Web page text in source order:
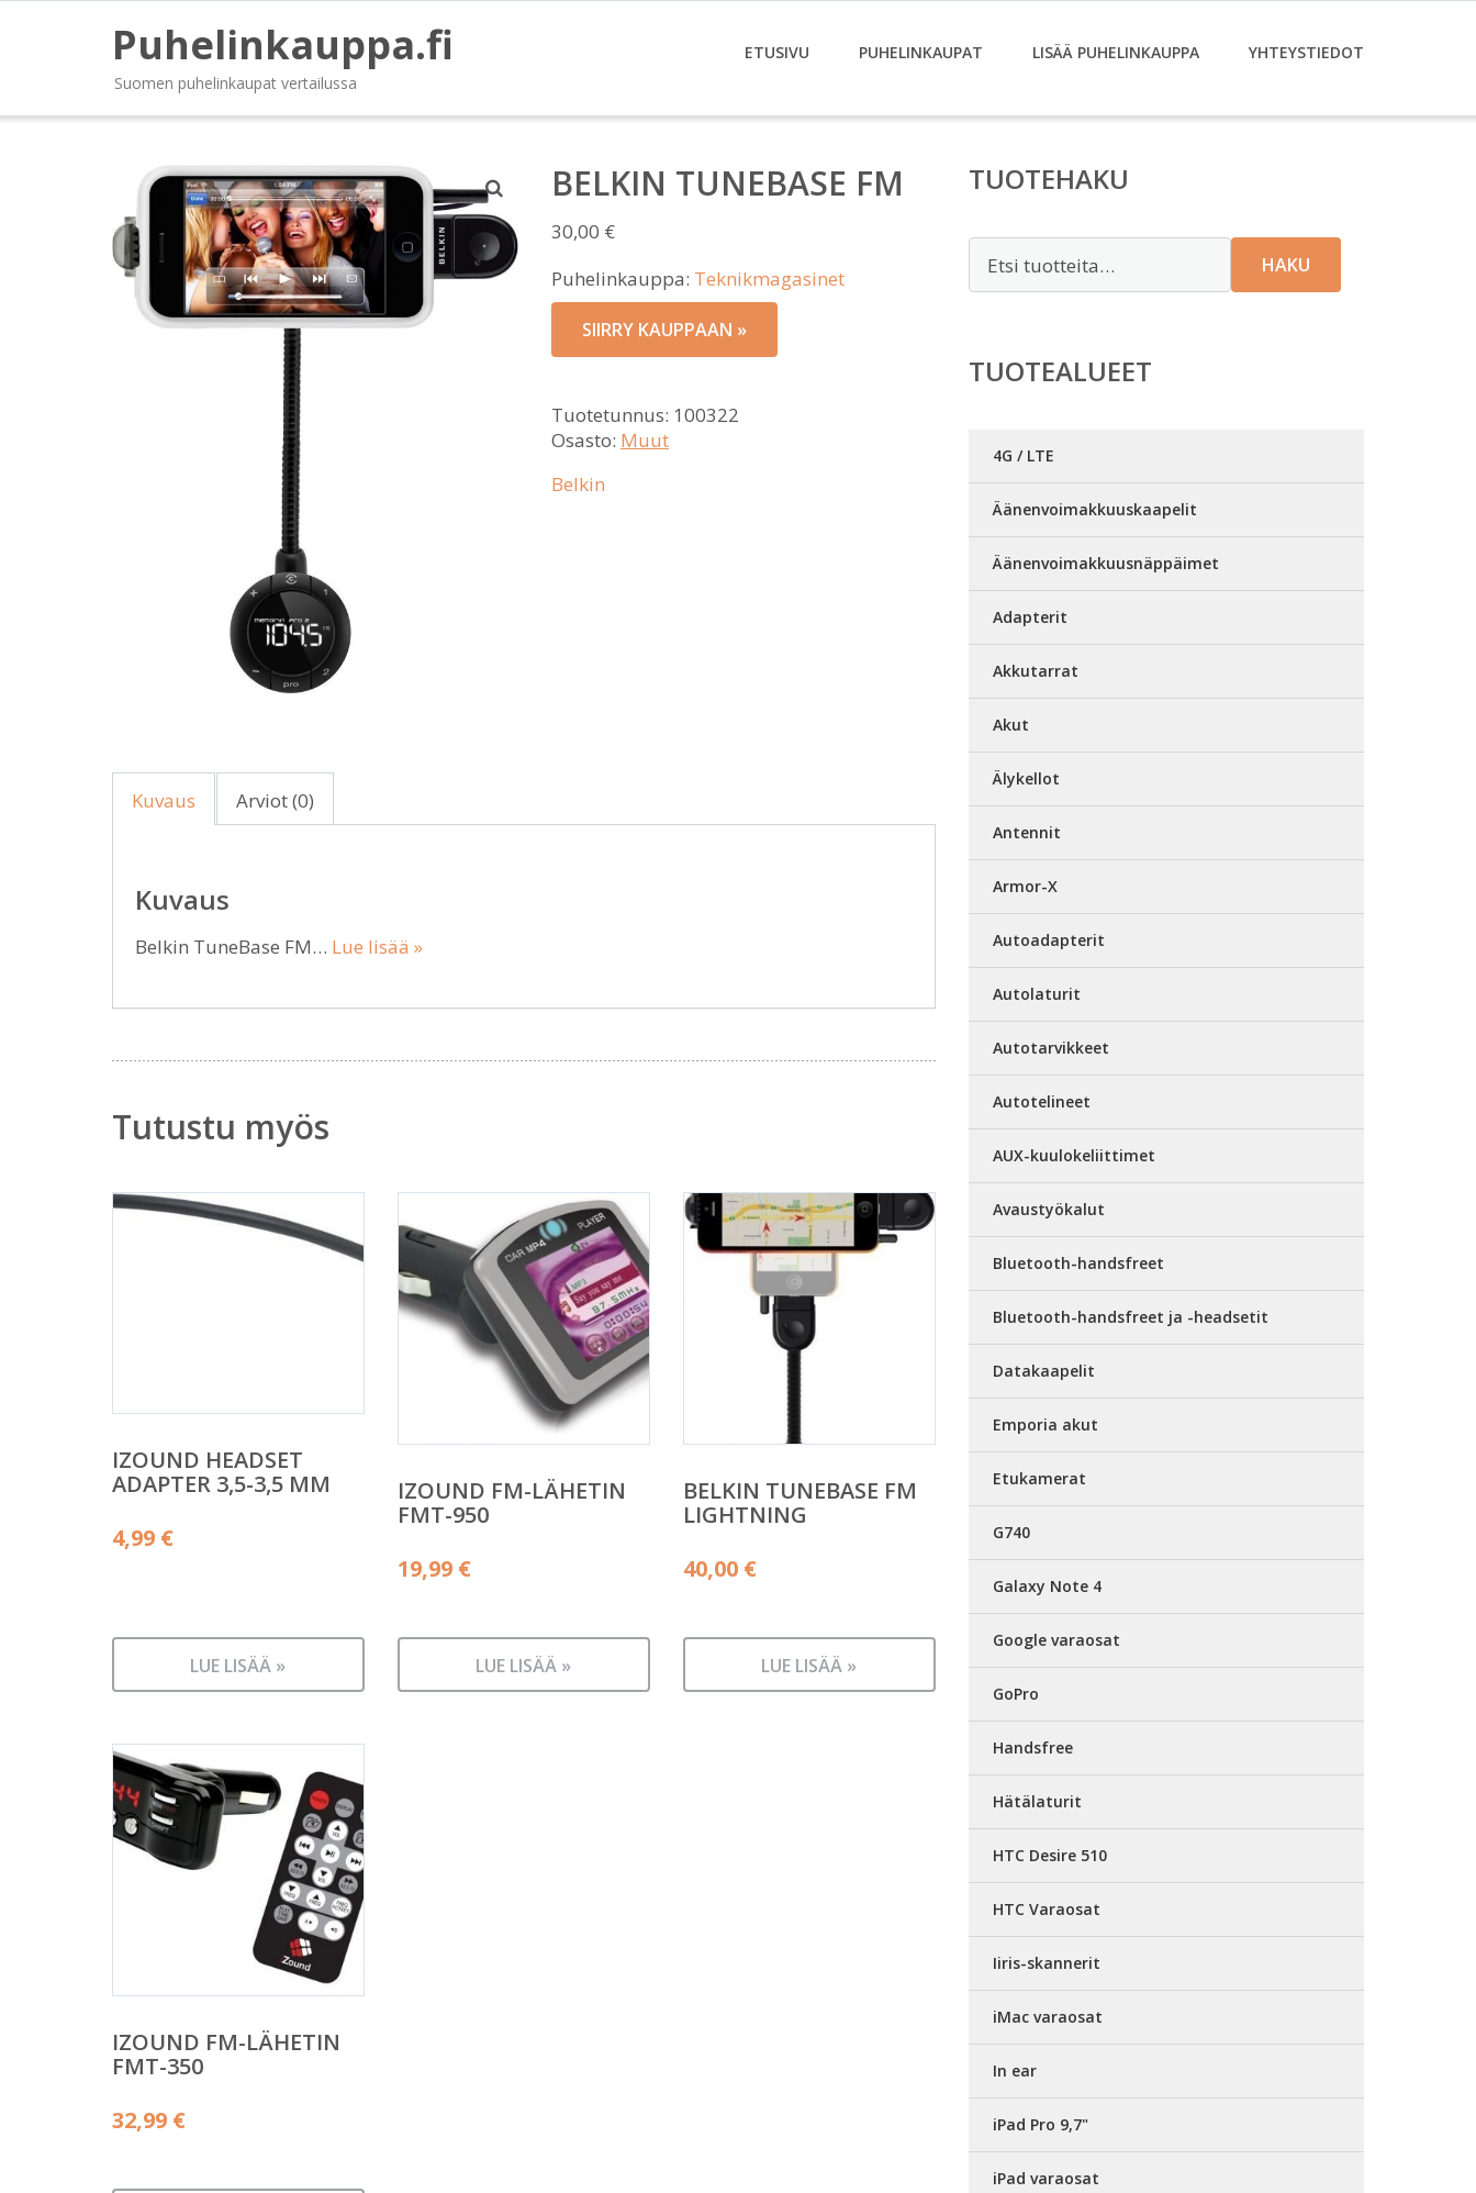
Puhelinkauppa.fi
Suomen puhelinkaupat vertailussa
ETUSIVU PUHELINKAUPAT LISÄÄ PUHELINKAUPPA YHTEYSTIEDOT
BELKIN TUNEBASE FM
30,00 €
Puhelinkauppa: Teknikmagasinet
SIIRRY KAUPPAAN »
Tuotetunnus: 100322
Osasto: Muut
Belkin
Kuvaus Arviot (0)
Kuvaus
Belkin TuneBase FM… Lue lisää »
Tutustu myös
IZOUND HEADSET
ADAPTER 3,5-3,5 MM
4,99 €
LUE LISÄÄ »
IZOUND FM-LÄHETIN
FMT-950
19,99 €
LUE LISÄÄ »
BELKIN TUNEBASE FM
LIGHTNING
40,00 €
LUE LISÄÄ »
IZOUND FM-LÄHETIN
FMT-350
32,99 €
TUOTEHAKU
HAKU
TUOTEALUEET
4G / LTE
Äänenvoimakkuuskaapelit
Äänenvoimakkuusnäppäimet
Adapterit
Akkutarrat
Akut
Älykellot
Antennit
Armor-X
Autoadapterit
Autolaturit
Autotarvikkeet
Autotelineet
AUX-kuulokeliittimet
Avaustyökalut
Bluetooth-handsfreet
Bluetooth-handsfreet ja -headsetit
Datakaapelit
Emporia akut
Etukamerat
G740
Galaxy Note 4
Google varaosat
GoPro
Handsfree
Hätälaturit
HTC Desire 510
HTC Varaosat
Iiris-skannerit
iMac varaosat
In ear
iPad Pro 9,7"
iPad varaosat